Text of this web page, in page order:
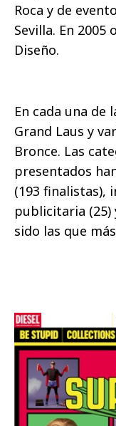
Roca y de
Sevilla. En
Diseño.
En cada una de
Grand Laus y
Bronce. Las
presentados
(193 finalistas),
publicitaria (25)
sido las que